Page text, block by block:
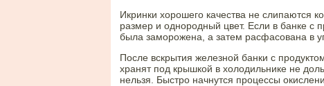
Икринки хорошего качества не слипаются
размер и однородный цвет. Если в банке с
была заморожена, а затем расфасована в
После вскрытия железной банки с
хранят под крышкой в холодильнике не
нельзя. Быстро начнутся процессы